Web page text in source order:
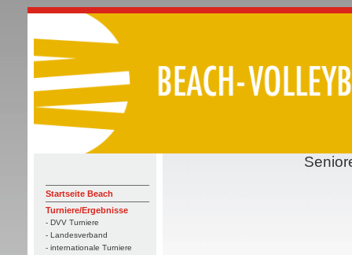
Startseite Beach
Turniere/Ergebnisse
- DVV Turniere
- Landesverband
- internationale Turniere